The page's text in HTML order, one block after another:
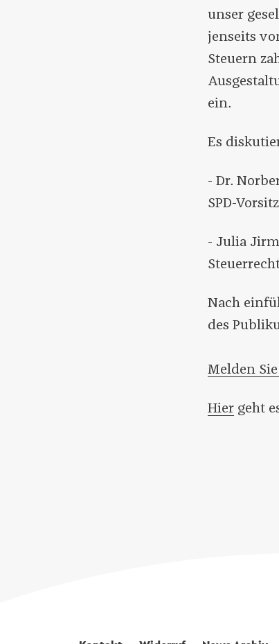
unser
jenseits
Steuern
ein.
Es
- Dr.
SPD-
- Julia
Nach
des
Melden
Hier geht